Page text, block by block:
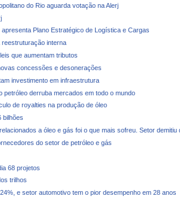
do Rio aguarda votação na Alerj
Plano Estratégico de Logística e Cargas
reestruturação interna
que aumentam tributos
concessões e desonerações
investimento em infraestrutura
petróleo derruba mercados em todo o mundo
de royalties na produção de óleo
bilhões
a óleo e gás foi o que mais sofreu. Setor demitiu
do setor de petróleo e gás
68 projetos
trilhos
e setor automotivo tem o pior desempenho em 28 anos